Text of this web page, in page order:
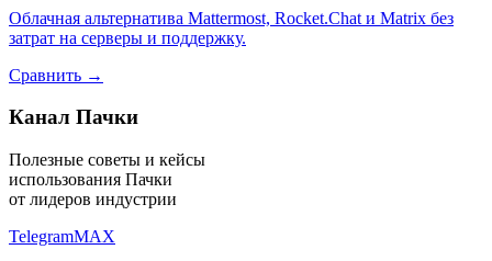
Облачная альтернатива Mattermost, Rocket.Chat и Matrix без
затрат на серверы и поддержку.
Сравнить →
Канал Пачки
Полезные советы и кейсы
использования Пачки
от лидеров индустрии
TelegramMAX